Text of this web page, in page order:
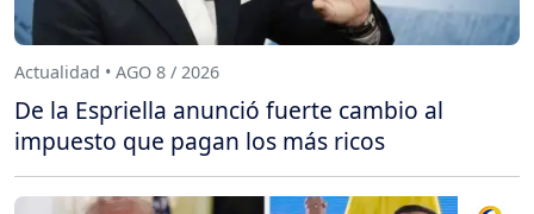
Actualidad • AGO 8 / 2026
De la Espriella anunció fuerte cambio al
impuesto que pagan los más ricos